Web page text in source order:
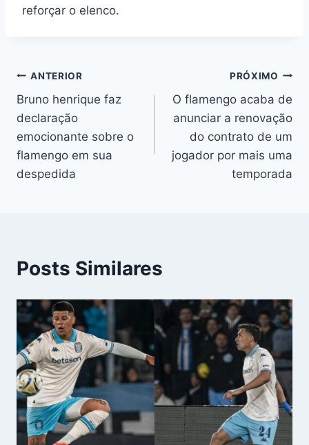
reforçar o elenco.
Navegação
de
Post
ANTERIOR
Bruno henrique faz
declaração
emocionante sobre o
flamengo em sua
despedida
PRÓXIMO
O flamengo acaba de
anunciar a renovação
do contrato de um
jogador por mais uma
temporada
Posts Similares